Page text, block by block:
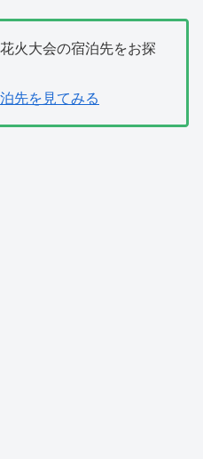
火大会の宿泊先をお探
先を見てみる